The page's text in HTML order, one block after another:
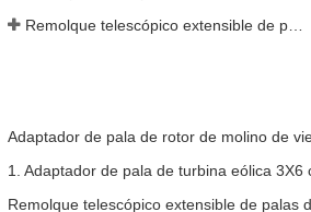
Remolque telescópico extensible de palas de turbina de molino de viento
Adaptador de pala de rotor de molino de
1. Adaptador de pala de turbina eólica